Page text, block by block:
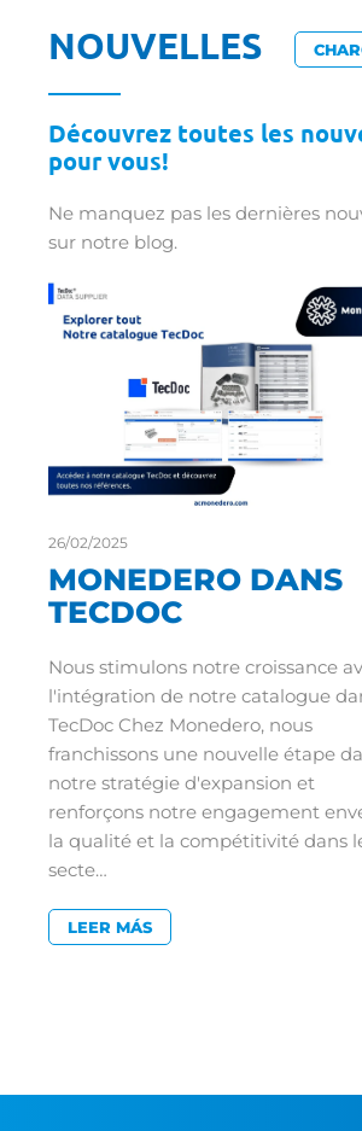
NOUVELLES
Découvrez toutes les
pour vous!
Ne manquez pas les dernières
sur notre blog.
26/02/2025
MONEDERO DANS
TECDOC
Nous stimulons notre croissance
l'intégration de notre catalogue
TecDoc Chez Monedero, nous
franchissons une nouvelle étape
notre stratégie d'expansion et
renforçons notre engagement
la qualité et la compétitivité dans
secte…
LEER MÁS